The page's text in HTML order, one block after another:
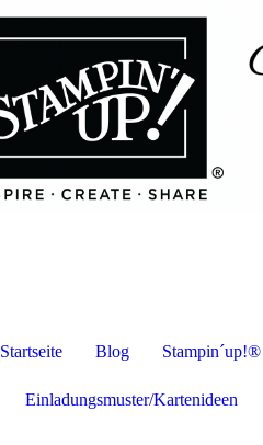
Startseite Blog
Einladungsmuster/Kartenideen